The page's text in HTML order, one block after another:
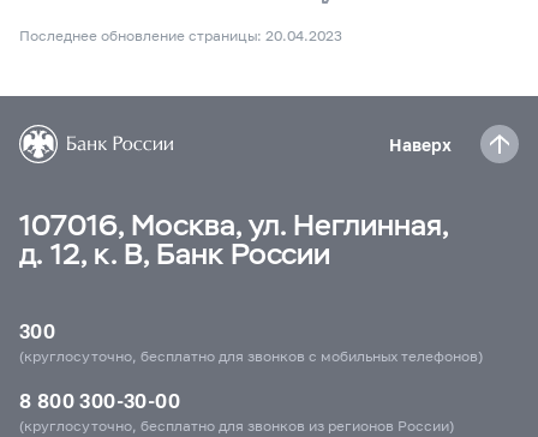
Последнее обновление страницы: 20.04.2023
Наверх
107016, Москва, ул. Неглинная,
д. 12, к. В, Банк России
300
(круглосуточно, бесплатно для звонков с мобильных телефонов)
8 800 300-30-00
(круглосуточно, бесплатно для звонков из регионов России)